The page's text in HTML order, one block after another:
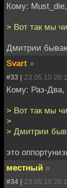
Кому: Must_die,
> Вот так мы
Дмитрии
Svart »
#33 | 23.05.10
Кому: Раз-Два,
> Вот так мы
>
> Дмитрии
это
местный »
#34 | 23.05.10